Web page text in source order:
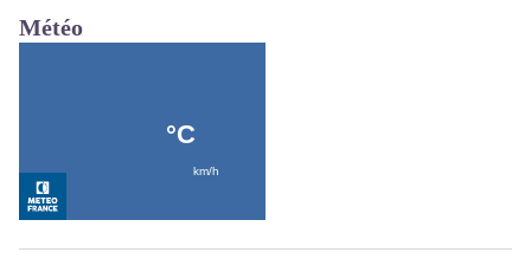
Météo